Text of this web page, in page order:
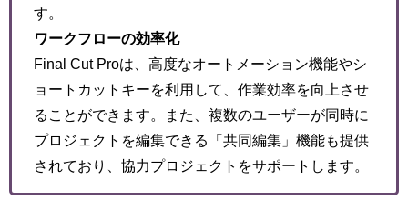
す。
ワークフローの効率化
Final Cut Proは、高度なオートメーション機能やシ
ョートカットキーを利用して、作業効率を向上させ
ることができます。また、複数のユーザーが同時に
プロジェクトを編集できる「共同編集」機能も提供
されており、協力プロジェクトをサポートします。